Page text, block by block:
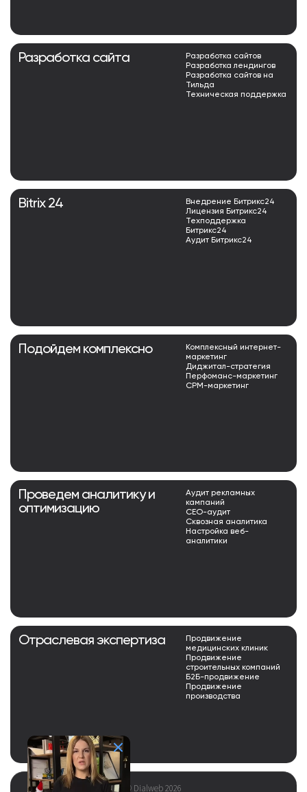
Разработка сайта
Разработка сайтов
Разработка лендингов
Разработка сайтов на
Тильда
Техническая поддержка
Bitrix 24
Внедрение Битрикс24
Лицензия Битрикс24
Техподдержка
Битрикс24
Аудит Битрикс24
Подойдем комплексно
Комплексный интернет-
маркетинг
Диджитал-стратегия
Перфоманс-маркетинг
СРМ-маркетинг
Проведем аналитику и
оптимизацию
Аудит рекламных
кампаний
СЕО-аудит
Сквозная аналитика
Настройка веб-
аналитики
Отраслевая экспертиза
Продвижение
медицинских клиник
Продвижение
строительных компаний
Б2Б-продвижение
Продвижение
производства
© Dialweb 2026